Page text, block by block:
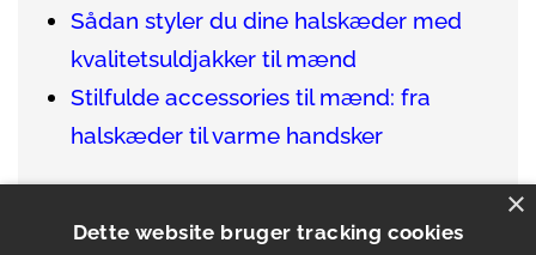
Sådan styler du dine halskæder med
kvalitetsuldjakker til mænd
Stilfulde accessories til mænd: fra
halskæder til varme handsker
Dette website bruger tracking cookies
×